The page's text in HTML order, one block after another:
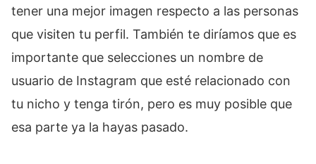
tener una mejor imagen respecto a las personas
que visiten tu perfil. También te diríamos que es
importante que selecciones un nombre de
usuario de Instagram que esté relacionado con
tu nicho y tenga tirón, pero es muy posible que
esa parte ya la hayas pasado.